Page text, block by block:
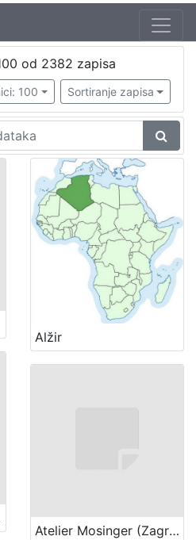
od 2382 zapisa
100 Sortiranje zapisa
Alžir
Atelier Mosinger (Zagreb)